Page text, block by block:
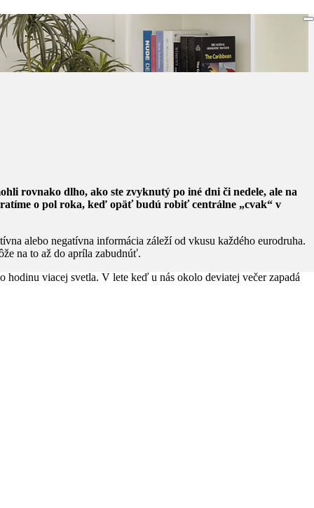
rovnako dlho, ako ste zvyknutý po iné dni či nedele, ale na
o pol roka, keď opäť budú robiť centrálne „cvak“ v
alebo negatívna informácia záleží od vkusu každého eurodruha.
na to až do apríla zabudnúť.
viacej svetla. V lete keď u nás okolo deviatej večer zapadá